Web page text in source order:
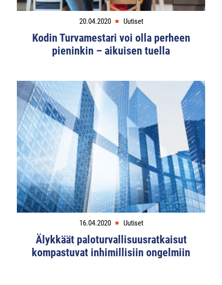
20.04.2020 Uutiset
Kodin Turvamestari voi olla perheen
pieninkin – aikuisen tuella
16.04.2020 Uutiset
Älykkäät paloturvallisuusratkaisut
kompastuvat inhimillisiin ongelmiin